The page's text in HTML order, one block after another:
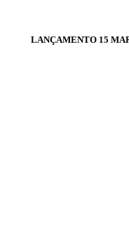
LANÇAMENTO 15